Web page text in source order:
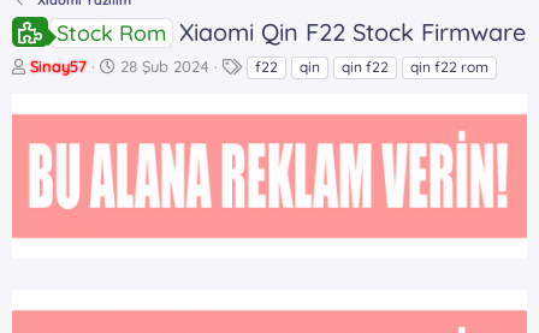
Stock Rom Xiaomi Qin F22 Stock Firmware
K
a
Sinay57
B
g
ç
28 Şub 2024
E
r
f22 qin qin f22 qin f22 rom